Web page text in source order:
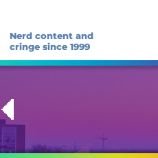
Nerd content and
cringe since 1999